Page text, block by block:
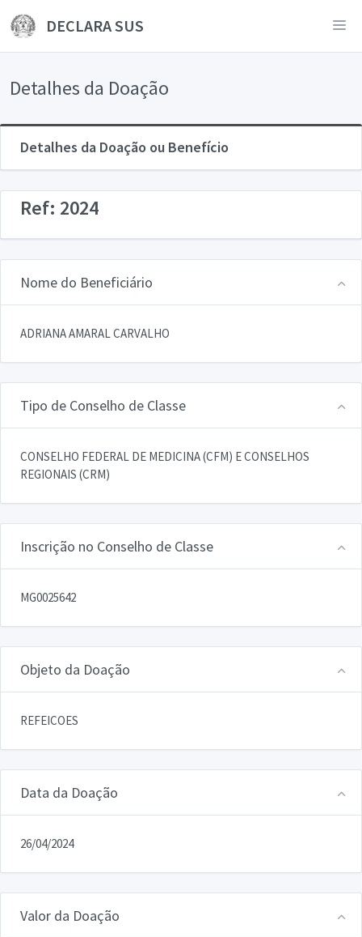
DECLARA SUS
Detalhes da Doação
Detalhes da Doação ou Benefício
Ref: 2024
Nome do Beneficiário
ADRIANA AMARAL CARVALHO
Tipo de Conselho de Classe
CONSELHO FEDERAL DE MEDICINA (CFM) E CONSELHOS
REGIONAIS (CRM)
Inscrição no Conselho de Classe
MG0025642
Objeto da Doação
REFEICOES
Data da Doação
26/04/2024
Valor da Doação